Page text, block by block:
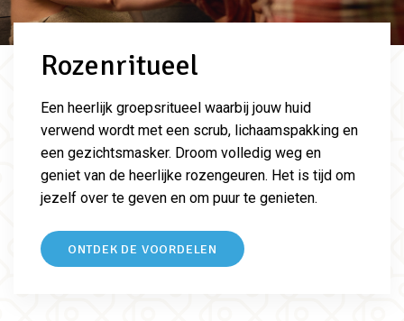
Rozenritueel
Een heerlijk groepsritueel waarbij jouw huid
verwend wordt met een scrub, lichaamspakking en
een gezichtsmasker. Droom volledig weg en
geniet van de heerlijke rozengeuren. Het is tijd om
jezelf over te geven en om puur te genieten.
ONTDEK DE VOORDELEN